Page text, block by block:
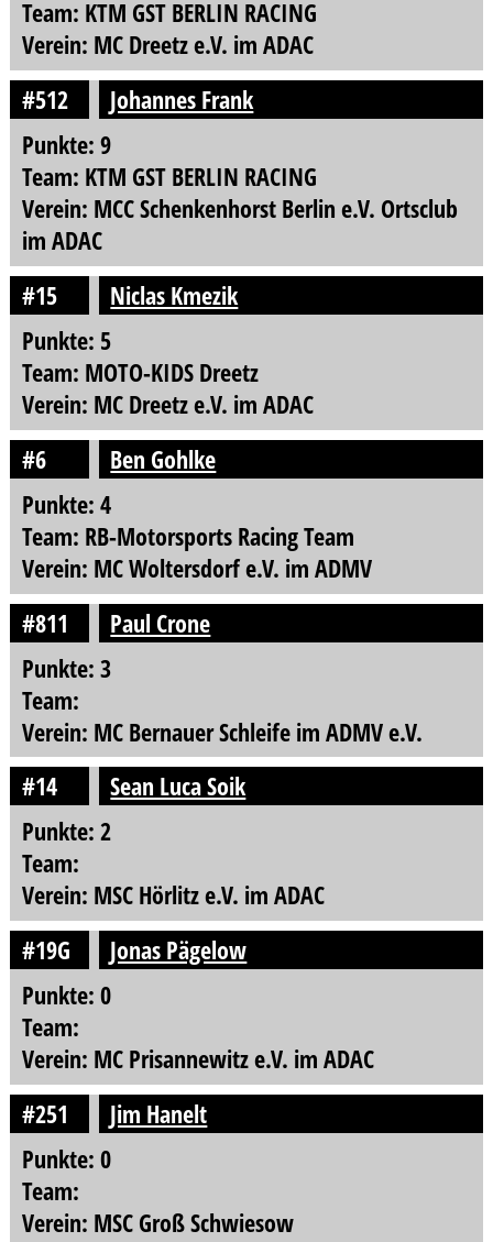
Team: KTM GST BERLIN RACING
Verein: MC Dreetz e.V. im ADAC
#512
Johannes Frank
Punkte: 9
Team: KTM GST BERLIN RACING
Verein: MCC Schenkenhorst Berlin e.V. Ortsclub
im ADAC
#15
Niclas Kmezik
Punkte: 5
Team: MOTO-KIDS Dreetz
Verein: MC Dreetz e.V. im ADAC
#6
Ben Gohlke
Punkte: 4
Team: RB-Motorsports Racing Team
Verein: MC Woltersdorf e.V. im ADMV
#811
Paul Crone
Punkte: 3
Team:
Verein: MC Bernauer Schleife im ADMV e.V.
#14
Sean Luca Soik
Punkte: 2
Team:
Verein: MSC Hörlitz e.V. im ADAC
#19G
Jonas Pägelow
Punkte: 0
Team:
Verein: MC Prisannewitz e.V. im ADAC
#251
Jim Hanelt
Punkte: 0
Team:
Verein: MSC Groß Schwiesow